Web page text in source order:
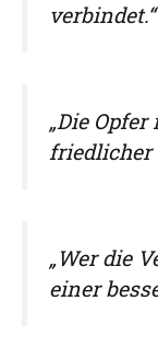
verbindet.“
„Die
friedlicher
„Wer die
einer